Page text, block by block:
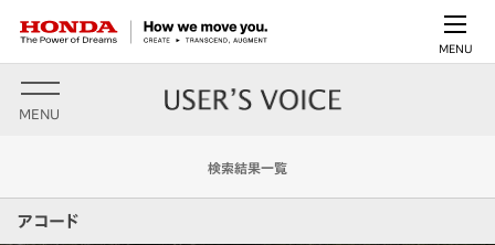
MENU
MENU
検索結果一覧
アコード